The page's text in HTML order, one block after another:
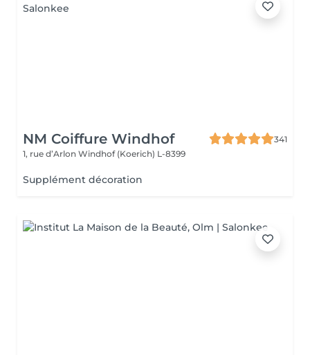
NM Coiffure Windhof
341
1, rue d’Arlon Windhof (Koerich) L-8399
Supplément décoration